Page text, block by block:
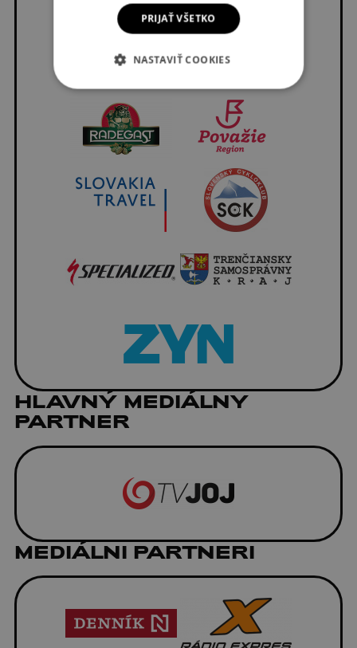
HLAVNÝ MEDIÁLNY
PARTNER
MEDIÁLNI PARTNERI
PRIJAŤ VŠETKO
NASTAVIŤ COOKIES